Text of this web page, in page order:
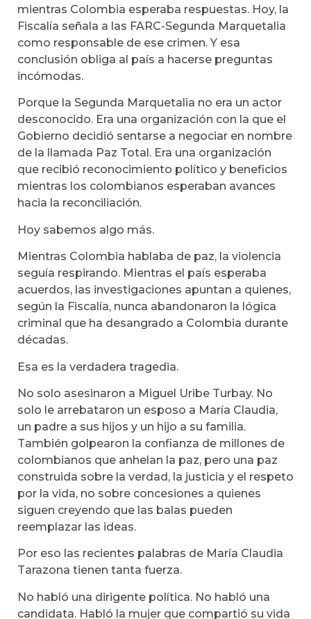
mientras Colombia esperaba respuestas. Hoy, la
Fiscalía señala a las FARC-Segunda Marquetalia
como responsable de ese crimen. Y esa
conclusión obliga al país a hacerse preguntas
incómodas.
Porque la Segunda Marquetalia no era un actor
desconocido. Era una organización con la que el
Gobierno decidió sentarse a negociar en nombre
de la llamada Paz Total. Era una organización
que recibió reconocimiento político y beneficios
mientras los colombianos esperaban avances
hacia la reconciliación.
Hoy sabemos algo más.
Mientras Colombia hablaba de paz, la violencia
seguía respirando. Mientras el país esperaba
acuerdos, las investigaciones apuntan a quienes,
según la Fiscalía, nunca abandonaron la lógica
criminal que ha desangrado a Colombia durante
décadas.
Esa es la verdadera tragedia.
No solo asesinaron a Miguel Uribe Turbay. No
solo le arrebataron un esposo a María Claudia,
un padre a sus hijos y un hijo a su familia.
También golpearon la confianza de millones de
colombianos que anhelan la paz, pero una paz
construida sobre la verdad, la justicia y el respeto
por la vida, no sobre concesiones a quienes
siguen creyendo que las balas pueden
reemplazar las ideas.
Por eso las recientes palabras de María Claudia
Tarazona tienen tanta fuerza.
No habló una dirigente política. No habló una
candidata. Habló la mujer que compartió su vida